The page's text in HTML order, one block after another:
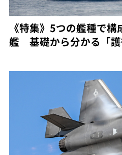
《特集》5つの艦種で
艦 基礎から分かる「